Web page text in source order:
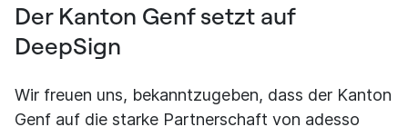
Der Kanton Genf setzt auf
DeepSign
Wir freuen uns, bekanntzugeben, dass der Kanton
Genf auf die starke Partnerschaft von adesso